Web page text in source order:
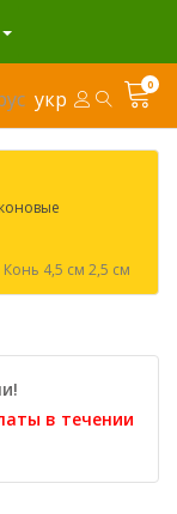
укр
0
4,5 см 2,5 см
в течении